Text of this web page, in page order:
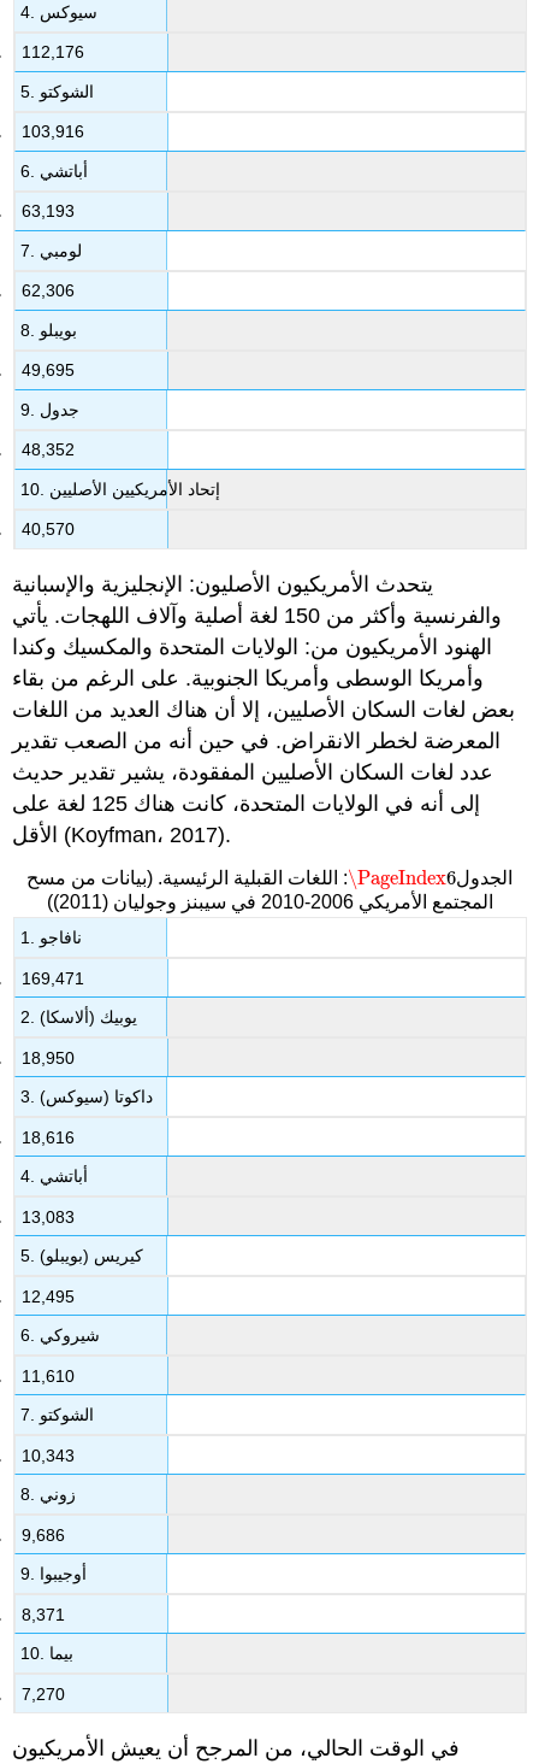
4. سيوكس
112,176
5. الشوكتو
103,916
6. أباتشي
63,193
7. لومبي
62,306
8. بويبلو
49,695
9. جدول
48,352
10. إتحاد الأمريكيين الأصليين
40,570
يتحدث الأمريكيون الأصليون: الإنجليزية والإسبانية
والفرنسية وأكثر من 150 لغة أصلية وآلاف اللهجات. يأتي
الهنود الأمريكيون من: الولايات المتحدة والمكسيك وكندا
وأمريكا الوسطى وأمريكا الجنوبية. على الرغم من بقاء
بعض لغات السكان الأصليين، إلا أن هناك العديد من اللغات
المعرضة لخطر الانقراض. في حين أنه من الصعب تقدير
عدد لغات السكان الأصليين المفقودة، يشير تقدير حديث
إلى أنه في الولايات المتحدة، كانت هناك 125 لغة على
الأقل (Koyfman، 2017).
الجدول \PageIndex6
\PageIndex6
: اللغات القبلية الرئيسية. (بيانات من مسح
المجتمع الأمريكي 2006-2010 في سيبنز وجوليان (2011))
1. نافاجو
169,471
2. يوبيك (ألاسكا)
18,950
3. داكوتا (سيوكس)
18,616
4. أباتشي
13,083
5. كيريس (بويبلو)
12,495
6. شيروكي
11,610
7. الشوكتو
10,343
8. زوني
9,686
9. أوجيبوا
8,371
10. بيما
7,270
في الوقت الحالي، من المرجح أن يعيش الأمريكيون